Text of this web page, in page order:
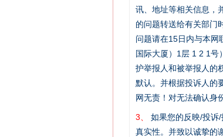
讯、地址等相关信息，
的问题转送给有关部门
问题请在15日内与本网
国际大厦）1层 1 2 1号
护举报人和被举报人的
默认。并根据投诉人的
网无责！对无法确认身
3、
如果您的反映/投诉
真实性。并致以诚挚的